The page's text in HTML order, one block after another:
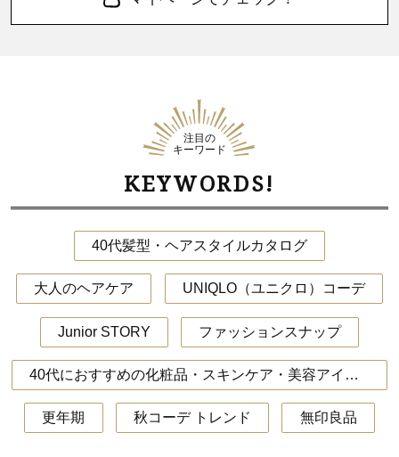
注目の
キーワード
KEYWORDS!
40代髪型・ヘアスタイルカタログ
大人のヘアケア UNIQLO（ユニクロ）コーデ
Junior STORY ファッションスナップ
40代におすすめの化粧品・スキンケア・美容アイテム
更年期 秋コーデ トレンド 無印良品